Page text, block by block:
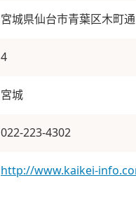
宮城県仙台市青葉区木町
4
宮城
022-223-4302
http://www.kaikei-